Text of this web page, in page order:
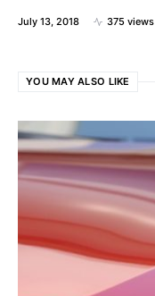
July 13, 2018 375 views
YOU MAY ALSO LIKE